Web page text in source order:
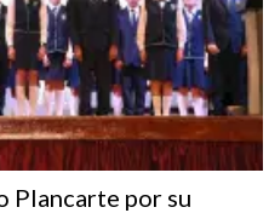
Plancarte por su